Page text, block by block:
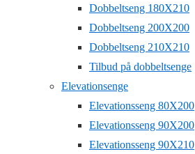
Dobbeltseng 180X210
Dobbeltseng 200X200
Dobbeltseng 210X210
Tilbud på dobbeltsenge
Elevationsenge
Elevationsseng 80X200
Elevationsseng 90X200
Elevationsseng 90X210